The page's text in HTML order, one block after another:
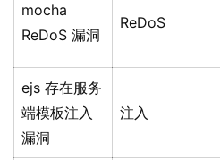
mocha
ReDoS 漏洞
ReDoS
ejs 存在服务
端模板注入
漏洞
注入